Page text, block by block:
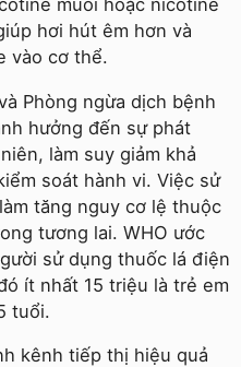
muối hoặc nicotine
hơi hút êm hơn và
vào cơ thể.
Phòng ngừa dịch bệnh
hưởng đến sự phát
làm suy giảm khả
soát hành vi. Việc sử
tăng nguy cơ lệ thuộc
tương lai. WHO ước
sử dụng thuốc lá điện
ít nhất 15 triệu là trẻ em
tuổi.
kênh tiếp thị hiệu quả